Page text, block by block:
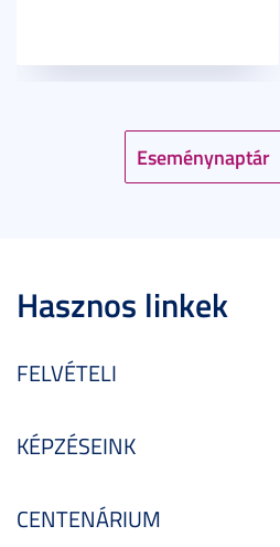
Eseménynaptár
Hasznos linkek
FELVÉTELI
KÉPZÉSEINK
CENTENÁRIUM